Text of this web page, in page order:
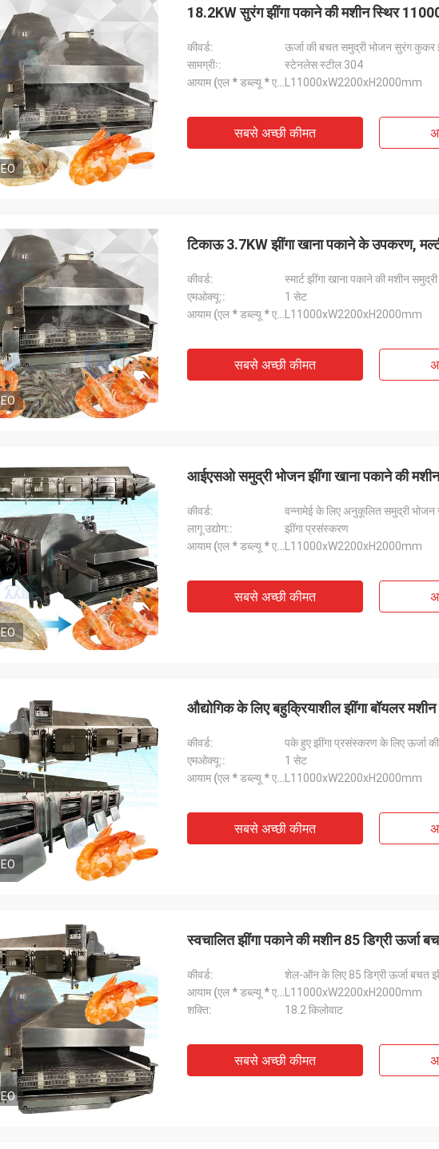
18.2KW सुरंग झींगा पकाने की मशीन स्थिर
कीवर्ड:
ऊर्जा की बचत समुद्री भोजन सुरंग कुकर
सामग्रीः:
स्टेनलेस स्टील 304
आयाम (एल * डब्ल्यू * एच): L11000xW2200xH2000mm
सबसे अच्छी कीमत
टिकाऊ 3.7KW झींगा खाना पकाने के उपकरण,
कीवर्ड:
स्मार्ट झींगा खाना पकाने की मशीन
एमओक्यू::
1 सेट
आयाम (एल * डब्ल्यू * एच): L11000xW2200xH2000mm
सबसे अच्छी कीमत
आईएसओ समुद्री भोजन झींगा खाना पकाने की
कीवर्ड:
वन्नामेई के लिए अनुकूलित समुद्री भोजन
लागू उद्योग::
झींगा प्रसंस्करण
आयाम (एल * डब्ल्यू * एच): L11000xW2200xH2000mm
सबसे अच्छी कीमत
औद्योगिक के लिए बहुक्रियाशील झींगा बॉयलर मशीन
कीवर्ड:
पके हुए झींगा प्रसंस्करण के लिए ऊर्जा
एमओक्यू::
1 सेट
आयाम (एल * डब्ल्यू * एच): L11000xW2200xH2000mm
सबसे अच्छी कीमत
स्वचालित झींगा पकाने की मशीन 85 डिग्री ऊर्जा
कीवर्ड:
शेल-ऑन के लिए 85 डिग्री ऊर्जा बचत
आयाम (एल * डब्ल्यू * एच): L11000xW2200xH2000mm
शक्ति:
18.2 किलोवाट
सबसे अच्छी कीमत